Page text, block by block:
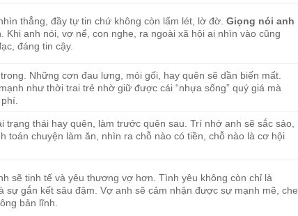
nhìn thẳng, đầy tự tin chứ không còn lấm lét, lờ đờ.Giọng nói anh
Khi anh nói, vợ nể, con nghe, ra ngoài xã hội ai nhìn vào cũng
đáng tin cậy.
Những cơn đau lưng, mỏi gối, hay quên sẽ dần biến mất.
như thời trai trẻ nhờ giữ được cái “nhựa sống” quý giá mà
trạng thái hay quên, làm trước quên sau. Trí nhớ anh sẽ sắc sảo,
toán chuyện làm ăn, nhìn ra chỗ nào có tiền, chỗ nào là cơ hội
sẽ tinh tế và yêu thương vợ hơn. Tình yêu không còn chỉ là
sự gắn kết sâu đậm. Vợ anh sẽ cảm nhận được sự mạnh mẽ, che
bản lĩnh.